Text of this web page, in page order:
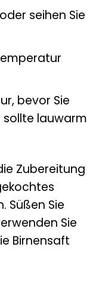
seihen Sie
bevor Sie
sollte lauwarm
Zubereitung
Süßen Sie
Sie
Birnensaft